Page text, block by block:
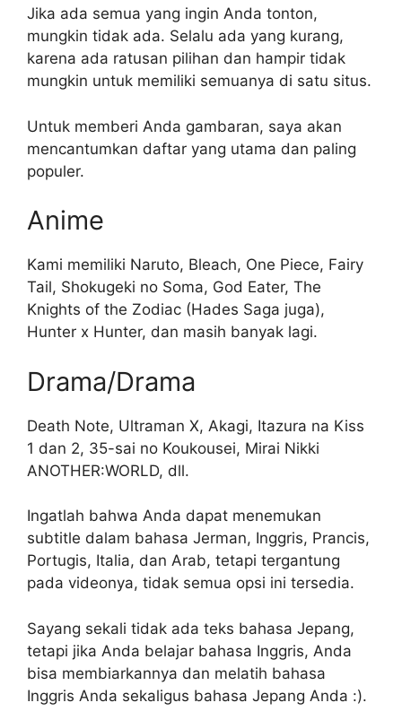
Jika ada semua yang ingin Anda tonton,
mungkin tidak ada. Selalu ada yang kurang,
karena ada ratusan pilihan dan hampir tidak
mungkin untuk memiliki semuanya di satu situs.
Untuk memberi Anda gambaran, saya akan
mencantumkan daftar yang utama dan paling
populer.
Anime
Kami memiliki Naruto, Bleach, One Piece, Fairy
Tail, Shokugeki no Soma, God Eater, The
Knights of the Zodiac (Hades Saga juga),
Hunter x Hunter, dan masih banyak lagi.
Drama/Drama
Death Note, Ultraman X, Akagi, Itazura na Kiss
1 dan 2, 35-sai no Koukousei, Mirai Nikki
ANOTHER:WORLD, dll.
Ingatlah bahwa Anda dapat menemukan
subtitle dalam bahasa Jerman, Inggris, Prancis,
Portugis, Italia, dan Arab, tetapi tergantung
pada videonya, tidak semua opsi ini tersedia.
Sayang sekali tidak ada teks bahasa Jepang,
tetapi jika Anda belajar bahasa Inggris, Anda
bisa membiarkannya dan melatih bahasa
Inggris Anda sekaligus bahasa Jepang Anda :).